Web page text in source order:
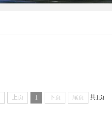
上页 1 下页 尾页 共1页